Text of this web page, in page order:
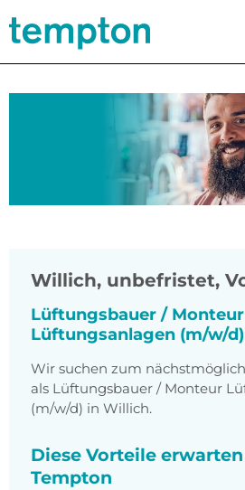
Willich, unbefristet,
Lüftungsbauer / Monteur
Lüftungsanlagen (m/w/d)
Wir suchen zum
als Lüftungsbauer / Monteur
(m/w/d) in Willich.
Diese Vorteile
Tempton